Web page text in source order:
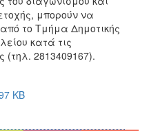
μπορούν να
το Τμήμα Δημοτικής
κατά τις
2813409167).
KB